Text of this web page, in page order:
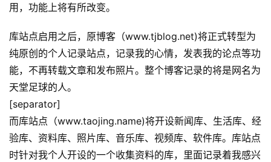
用，功能上将有所改变。
库站点启用之后，原博客（www.tjblog.net)将正式转型为
纯原创的个人记录站点，记录我的心情，发表我的论点等功
能，不再转载文章和发布照片。整个博客记录的将是网名为
天堂足球的人。
[separator]
而库站点（www.taojing.name)将开设新闻库、生活库、经
验库、资料库、照片库、音乐库、视频库、软件库。库站点
时针对我个人开设的一个收集资料的库，里面记录着我感兴